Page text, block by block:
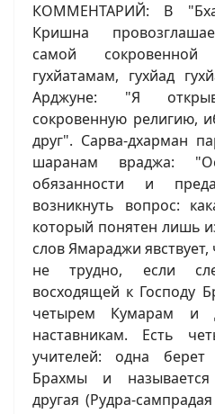
КОММЕНТАРИЙ: В
Кришна
самой
гухйатамам, гухйад
Арджуне: "Я
сокровенную религию,
друг". Сарва-дхарман
шаранам враджа:
обязанности и
возникнуть вопрос:
который понятен лишь
слов Ямараджи явствует,
не трудно, если
восходящей к Господу
четырем Кумарам и
наставникам. Есть
учителей: одна
Брахмы и называется
другая (Рудра-